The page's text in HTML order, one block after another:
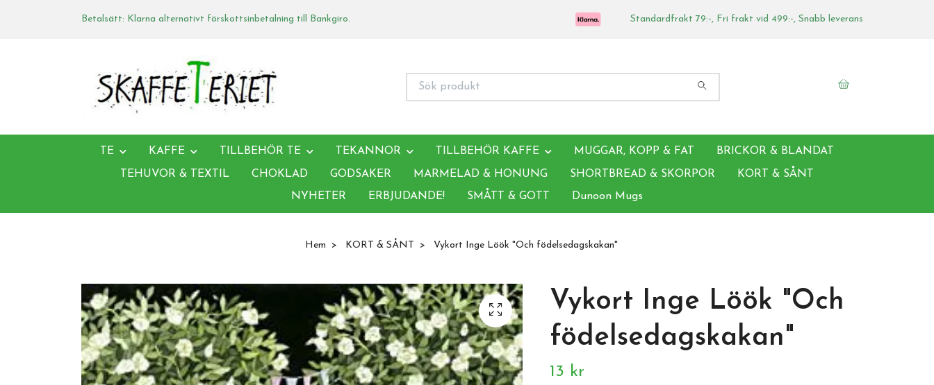
Betalsätt: Klarna alternativt förskottsinbetalning till Bankgiro. Standardfrakt 79:-, Fri frakt vid 499:-, Snabb leverans
TE KAFFE TILLBEHÖR TE TEKANNOR TILLBEHÖR KAFFE MUGGAR, KOPP & FAT BRICKOR & BLANDAT
TEHUVOR & TEXTIL CHOKLAD GODSAKER MARMELAD & HONUNG SHORTBREAD & SKORPOR
KORT & SÅNT
NYHETER
ERBJUDANDE! SMÅTT & GOTT Dunoon Mugs
Hem KORT & SÅNT Vykort Inge Löök "Och födelsedagskakan"
Vykort Inge Löök "Och
födelsedagskakan"
13 kr